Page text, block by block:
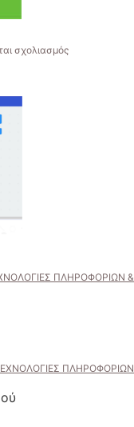
σχολιασμόςστο
ΠΛΗΡΟΦΟΡΙΩΝ &
ΠΛΗΡΟΦΟΡΙΩΝ